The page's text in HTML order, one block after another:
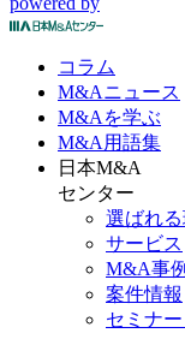
コラム
M&Aニュース
M&Aを学ぶ
M&A 用語集
日本M&A
センター
選ばれ
サービス
M&A事例
案件情報
セミナ